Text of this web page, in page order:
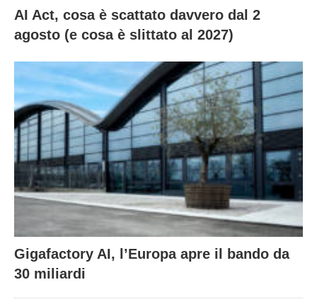
AI Act, cosa è scattato davvero dal 2
agosto (e cosa è slittato al 2027)
Gigafactory AI, l’Europa apre il bando da
30 miliardi